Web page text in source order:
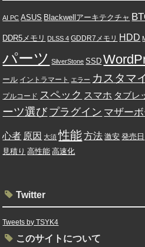
AI PC ASUS Blackwellアーキテクチャ
DDR5メモリ DLSS 4 GDDR7メモリ HDD
パーツ SilverStone SSD
ール イントラマート エラー カスタマ
プルコード スペック スマホ タブレ
ーツ選びプラグイン マザー
心者 原因 大須 性能 方法 激安 発売日
見積り 高性能 高速化
Twitter
Tweets by TSYK4
このサイトについて